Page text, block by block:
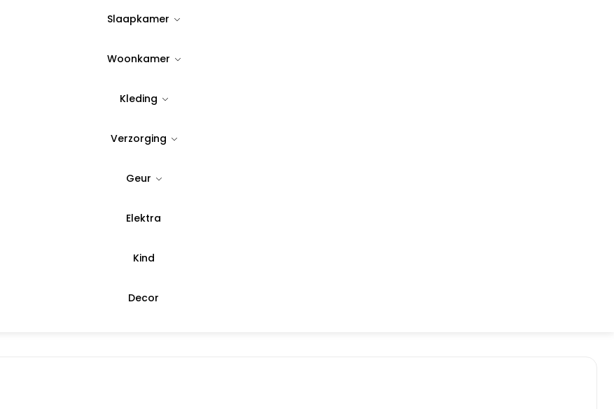
Slaapkamer
Woonkamer
Kleding
Verzorging
Geur
Elektra
Kind
Decor
Op Voorraad